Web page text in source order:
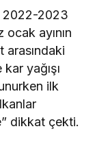
2022-2023
ocak ayının
arasındaki
yağışı
ilk
dikkat çekti.